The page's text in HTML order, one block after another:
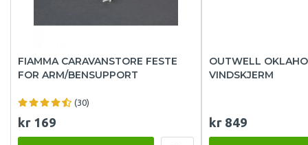
FIAMMA CARAVANSTORE FESTE
FOR ARM/BENSUPPORT
(30)
kr 169
OUTWELL
VINDSKJERM
kr 849